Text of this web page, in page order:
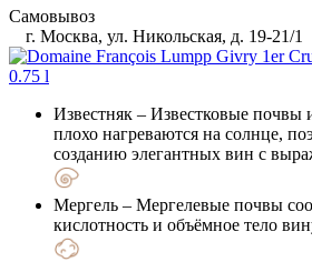
Самовывоз
г. Москва, ул. Никольская, д. 19-21/1
Известняк – Известковые почвы
плохо нагреваются на солнце,
созданию элегантных вин с
Мергель – Мергелевые почвы
кислотность и объёмное тело